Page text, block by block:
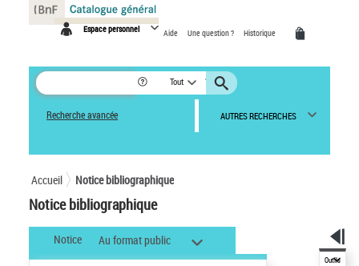
Espace personnel Aide Une question ? Historique
Tout
Recherche avancée AUTRES RECHERCHES
Accueil Notice bibliographique
Notice bibliographique
Notice Au format public
Outils
Panneau de gestion des cookies